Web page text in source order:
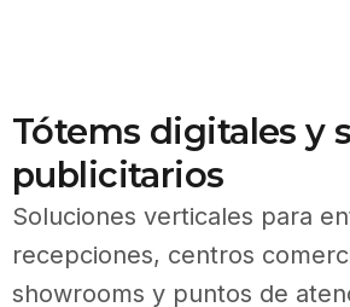
Tótems digitales y
publicitarios
Soluciones verticales para
recepciones, centros
showrooms y puntos de